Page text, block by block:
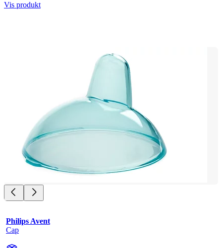
Vis produkt
Philips Avent
Cap